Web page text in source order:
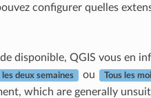
configurer quelles
disponible, QGIS vous en
les deux semaines ou Tous les
which are generally